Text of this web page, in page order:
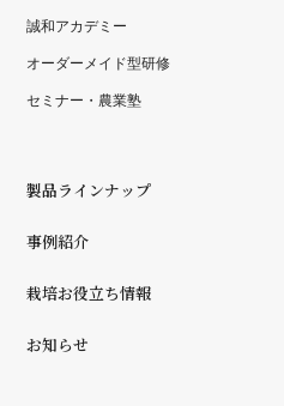
誠和アカデミー
オーダーメイド型研修
セミナー・農業塾
製品ラインナップ
事例紹介
栽培お役立ち情報
お知らせ